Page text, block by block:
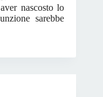
nascosto lo
sarebbe